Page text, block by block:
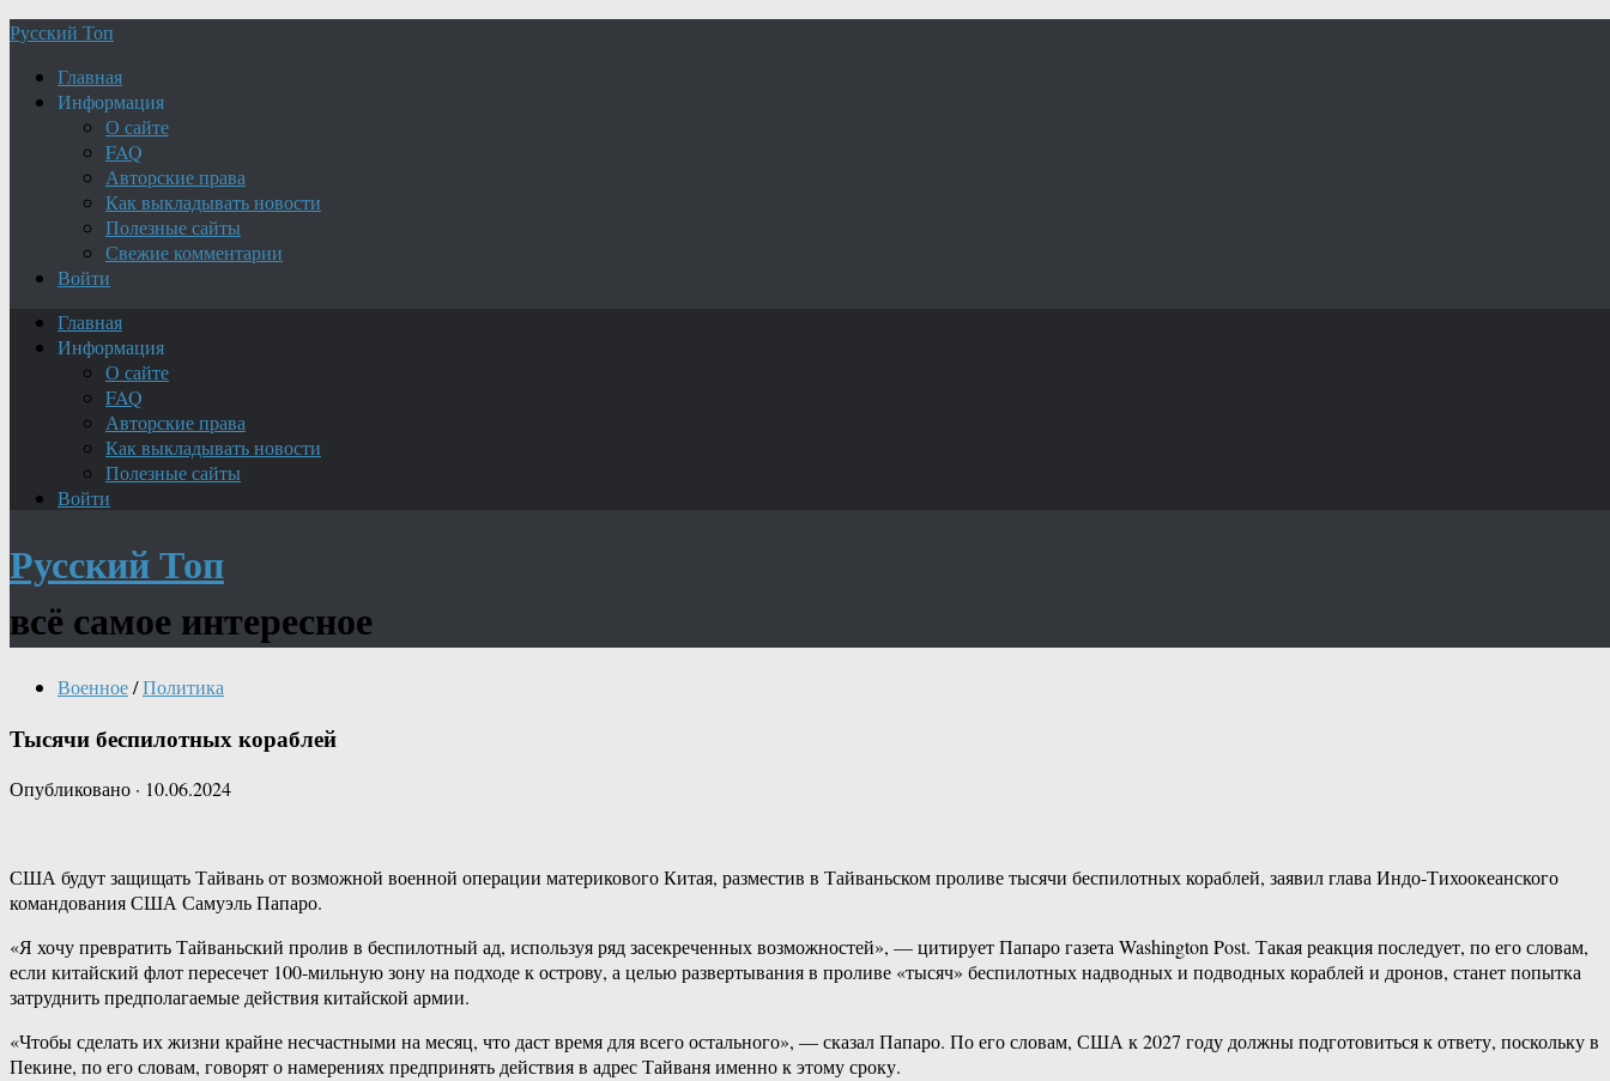
Русский Топ
Главная
Информация
О сайте
FAQ
Авторские права
Как выкладывать новости
Полезные сайты
Свежие комментарии
Войти
Главная
Информация
О сайте
FAQ
Авторские права
Как выкладывать новости
Полезные сайты
Войти
Русский Топ
всё самое интересное
Военное/Политика
Тысячи беспилотных кораблей
Опубликовано · 10.06.2024
США будут защищать Тайвань от возможной военной операции материкового Китая, разместив в Тайваньском проливе тысячи беспилотных кораблей, заявил глава Индо-Тихоокеанского
командования США Самуэль Папаро.
«Я хочу превратить Тайваньский пролив в беспилотный ад, используя ряд засекреченных возможностей», — цитирует Папаро газета Washington Post. Такая реакция последует, по его словам,
если китайский флот пересечет 100-мильную зону на подходе к острову, а целью развертывания в проливе «тысяч» беспилотных надводных и подводных кораблей и дронов, станет попытка
затруднить предполагаемые действия китайской армии.
«Чтобы сделать их жизни крайне несчастными на месяц, что даст время для всего остального», — сказал Папаро. По его словам, США к 2027 году должны подготовиться к ответу, поскольку в
Пекине, по его словам, говорят о намерениях предпринять действия в адрес Тайваня именно к этому сроку.